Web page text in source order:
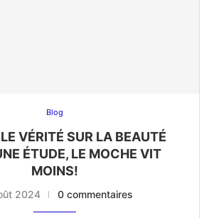
Blog
VÉRITÉ SUR LA BEAUTÉ
ÉTUDE, LE MOCHE VIT
MOINS!
2024 0 commentaires